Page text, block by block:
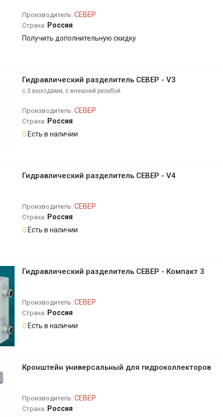
Производитель: СЕВЕР
Страна: Россия
Получить дополнительную скидку
Гидравлический разделитель СЕВЕР - V3
с 3 выходами, с внешней резьбой
Производитель: СЕВЕР
Страна: Россия
Есть в наличии
Гидравлический разделитель СЕВЕР - V4
Производитель: СЕВЕР
Страна: Россия
Есть в наличии
Гидравлический разделитель СЕВЕР - Компакт 3
Производитель: СЕВЕР
Страна: Россия
Есть в наличии
Кронштейн универсальный для гидроколлекторов
Производитель: СЕВЕР
Страна: Россия